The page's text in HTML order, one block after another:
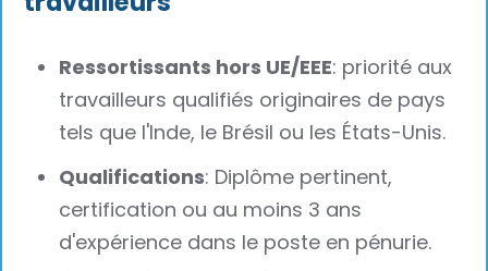
Ressortissants hors UE/EEE: priorité aux
travailleurs qualifiés originaires de pays
tels que l'Inde, le Brésil ou les États-Unis.
Qualifications: Diplôme pertinent,
certification ou au moins 3 ans
d'expérience dans le poste en pénurie.